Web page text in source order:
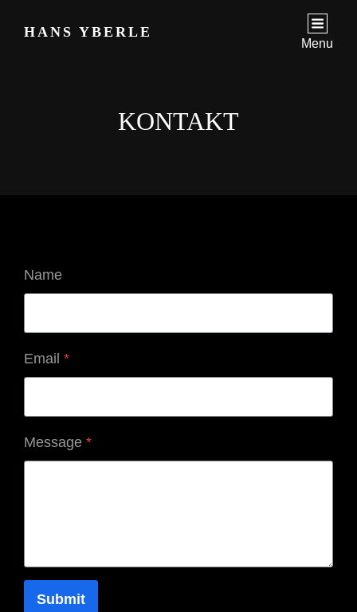
HANS YBERLE
Menu
KONTAKT
Name
Email *
Message *
Submit